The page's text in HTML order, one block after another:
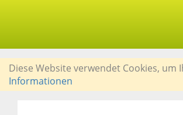
Diese Website verwendet Cookies,
Informationen